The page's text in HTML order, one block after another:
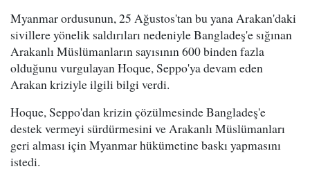
Myanmar ordusunun, 25 Ağustos'tan bu yana Arakan'daki
sivillere yönelik saldırıları nedeniyle Bangladeş'e sığınan
Arakanlı Müslümanların sayısının 600 binden fazla
olduğunu vurgulayan Hoque, Seppo'ya devam eden
Arakan kriziyle ilgili bilgi verdi.
Hoque, Seppo'dan krizin çözülmesinde Bangladeş'e
destek vermeyi sürdürmesini ve Arakanlı Müslümanları
geri alması için Myanmar hükümetine baskı yapmasını
istedi.